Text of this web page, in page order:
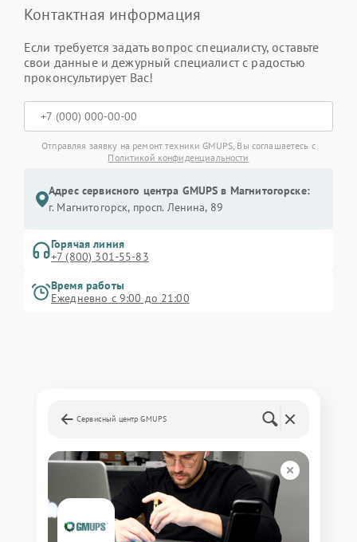
Контактная информация
Если требуется задать вопрос специалисту, оставьте
свои данные и дежурный специалист с радостью
проконсультирует Вас!
Отправляя заявку на ремонт техники GMUPS, Вы соглашаетесь с
Политикой конфиденциальности
Адрес сервисного центра GMUPS в Магнитогорске:
г. Магнитогорск, просп. Ленина, 89
Горячая линия
+7 (800) 301-55-83
Время работы
Ежедневно с 9:00 до 21:00
Сервисный центр GMUPS